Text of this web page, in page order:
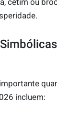
cetim ou
incluem: